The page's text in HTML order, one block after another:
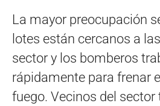
La mayor preocupación
lotes están cercanos a
sector y los bomberos
rápidamente para frenar
fuego. Vecinos del sector